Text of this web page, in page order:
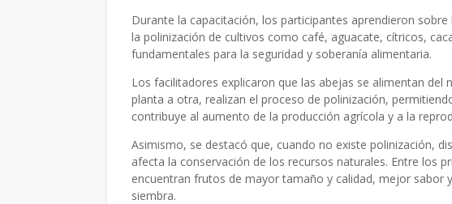
Durante la capacitación, los participantes aprendieron
la polinización de cultivos como café, aguacate, cítricos,
fundamentales para la seguridad y soberanía alimentaria.
Los facilitadores explicaron que las abejas se alimentan del
planta a otra, realizan el proceso de polinización,
contribuye al aumento de la producción agrícola y a la
Asimismo, se destacó que, cuando no existe polinización,
afecta la conservación de los recursos naturales. Entre los
encuentran frutos de mayor tamaño y calidad, mejor sabor
siembra.